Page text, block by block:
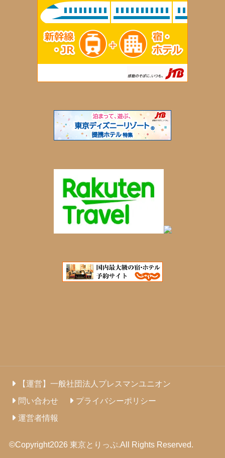
【運営】一般社団法人プレスマンユニオン
問い合わせ
プライバシーポリシー
運営者情報
©Copyright2026 東京とりっぷ.All Rights Reserved.